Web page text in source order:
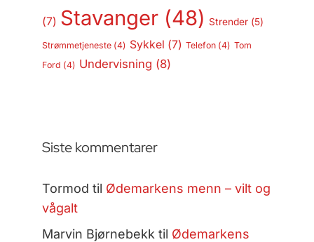
(7) Stavanger(48) Strender(5)
Strømmetjeneste(4) Sykkel (7) Telefon(4) Tom
Ford (4) Undervisning (8)
Siste kommentarer
Tormod til Ødemarkens menn – vilt og
vågalt
Marvin Bjørnebekk til Ødemarkens